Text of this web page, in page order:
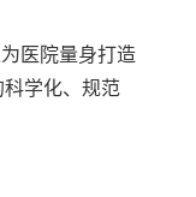
医院量身打造
学化、规范